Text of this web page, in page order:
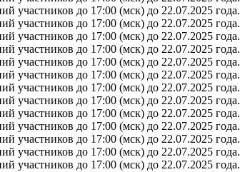
участников до 17:00 (мск) до 22.07.2025 года.
участников до 17:00 (мск) до 22.07.2025 года.
участников до 17:00 (мск) до 22.07.2025 года.
участников до 17:00 (мск) до 22.07.2025 года.
участников до 17:00 (мск) до 22.07.2025 года.
участников до 17:00 (мск) до 22.07.2025 года.
участников до 17:00 (мск) до 22.07.2025 года.
участников до 17:00 (мск) до 22.07.2025 года.
участников до 17:00 (мск) до 22.07.2025 года.
участников до 17:00 (мск) до 22.07.2025 года.
участников до 17:00 (мск) до 22.07.2025 года.
участников до 17:00 (мск) до 22.07.2025 года.
участников до 17:00 (мск) до 22.07.2025 года.